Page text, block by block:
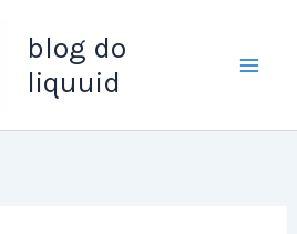
blog do
liquuid